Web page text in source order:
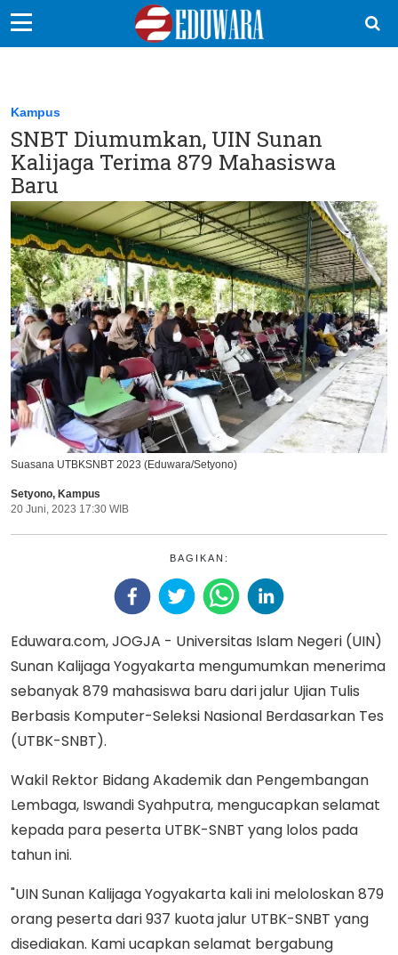
Sekolah Kita
Vokasi
Kampus
Idea
Sains
EduDana
Ikuti Kami di:
Kampus
SNBT Diumumkan, UIN Sunan
Kalijaga Terima 879 Mahasiswa
Baru
Suasana UTBKSNBT 2023 (Eduwara/Setyono)
Setyono, Kampus
20 Juni, 2023 17:30 WIB
BAGIKAN:
Eduwara.com, JOGJA - Universitas Islam Negeri (UIN)
Sunan Kalijaga Yogyakarta mengumumkan menerima
sebanyak 879 mahasiswa baru dari jalur Ujian Tulis
Berbasis Komputer-Seleksi Nasional Berdasarkan Tes
(UTBK-SNBT).
Wakil Rektor Bidang Akademik dan Pengembangan
Lembaga, Iswandi Syahputra, mengucapkan selamat
kepada para peserta UTBK-SNBT yang lolos pada
tahun ini.
"UIN Sunan Kalijaga Yogyakarta kali ini meloloskan 879
orang peserta dari 937 kuota jalur UTBK-SNBT yang
disediakan. Kami ucapkan selamat bergabung